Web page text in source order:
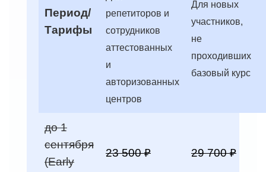
Период/
Тарифы
репетиторов и
сотрудников
аттестованных
и
авторизованных
центров
Для новых
участников,
не
проходивших
базовый курс
до 1
сентября
(Early
23 500 ₽ 29 700 ₽